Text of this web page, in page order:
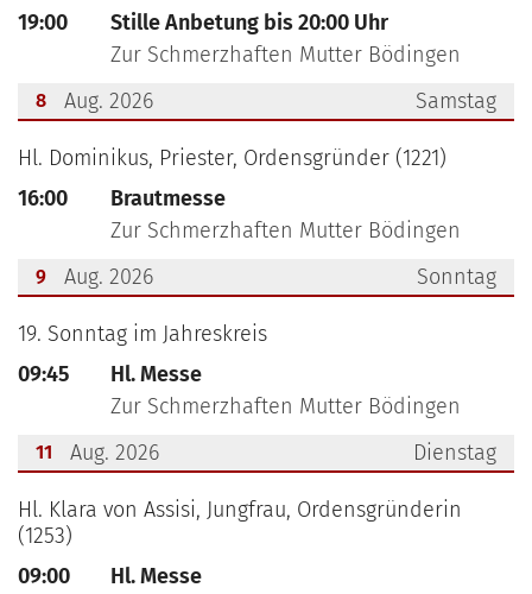
19:00
Stille Anbetung bis 20:00 Uhr
Zur Schmerzhaften Mutter Bödingen
Samstag
8
Aug. 2026
???msg.page.sr.date??? 8. August 2026
Hl. Dominikus, Priester, Ordensgründer (1221)
16:00
Brautmesse
Zur Schmerzhaften Mutter Bödingen
Sonntag
9
Aug. 2026
???msg.page.sr.date??? 9. August 2026
19. Sonntag im Jahreskreis
09:45
Hl. Messe
Zur Schmerzhaften Mutter Bödingen
Dienstag
11
Aug. 2026
???msg.page.sr.date??? 11. August 2026
Hl. Klara von Assisi, Jungfrau, Ordensgründerin
(1253)
09:00
Hl. Messe